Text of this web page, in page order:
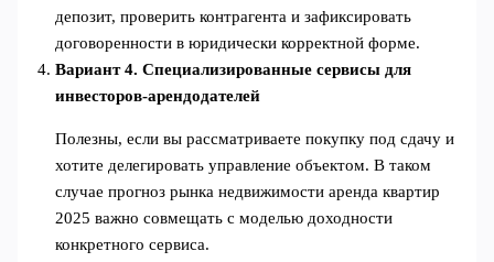
депозит, проверить контрагента и зафиксировать
договоренности в юридически корректной форме.
Вариант 4. Специализированные сервисы для
инвесторов‑арендодателей
Полезны, если вы рассматриваете покупку под сдачу и
хотите делегировать управление объектом. В таком
случае прогноз рынка недвижимости аренда квартир
2025 важно совмещать с моделью доходности
конкретного сервиса.